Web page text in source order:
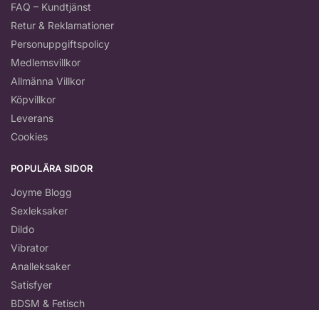
FAQ – Kundtjänst
Retur & Reklamationer
Personuppgiftspolicy
Medlemsvillkor
Allmänna Villkor
Köpvillkor
Leverans
Cookies
POPULÄRA SIDOR
Joyme Blogg
Sexleksaker
Dildo
Vibrator
Analleksaker
Satisfyer
BDSM & Fetisch